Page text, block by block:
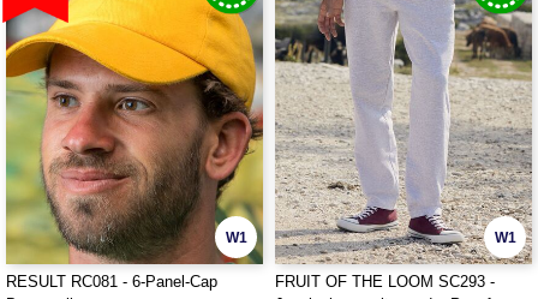
W1
RESULT RC081 - 6-Panel-Cap
W1
FRUIT OF THE LOOM SC293 -